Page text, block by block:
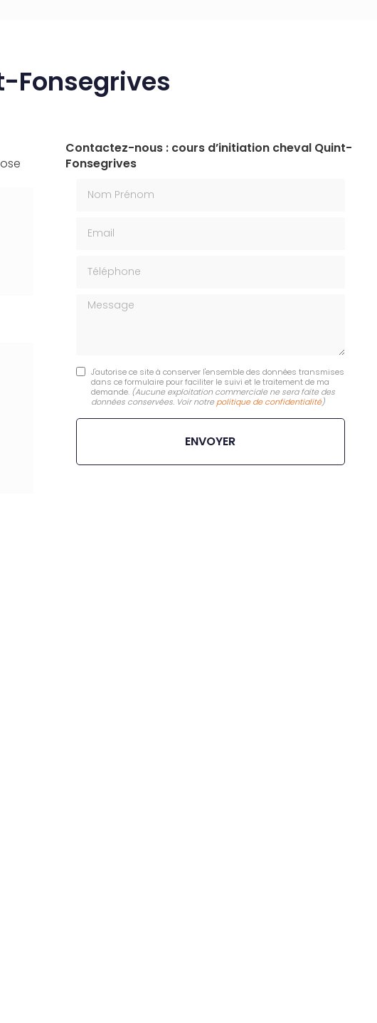
Fonsegrives
Contactez-nous : cours d’initiation cheval Quint-
Fonsegrives
Message
J'autorise ce site à conserver l'ensemble des données transmises
dans ce formulaire pour faciliter le suivi et le traitement de ma
demande. (Aucune exploitation commerciale ne sera faite des
données conservées. Voir notre politique de confidentialité)